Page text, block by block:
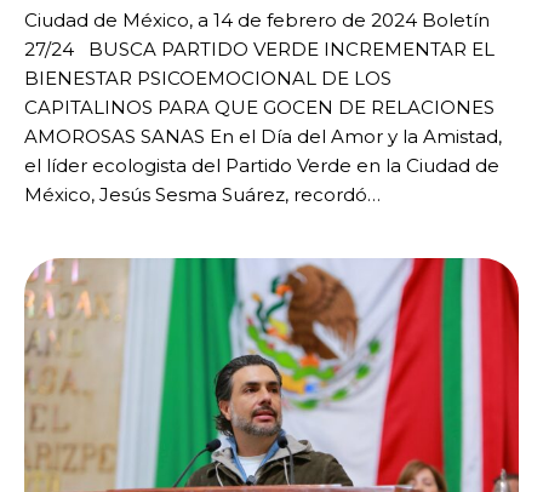
Ciudad de México, a 14 de febrero de 2024 Boletín
27/24 BUSCA PARTIDO VERDE INCREMENTAR EL
BIENESTAR PSICOEMOCIONAL DE LOS
CAPITALINOS PARA QUE GOCEN DE RELACIONES
AMOROSAS SANAS En el Día del Amor y la Amistad,
el líder ecologista del Partido Verde en la Ciudad de
México, Jesús Sesma Suárez, recordó…